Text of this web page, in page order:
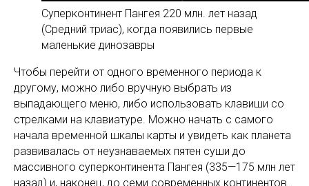
Суперконтинент Пангея 220 млн. лет назад
(Средний триас), когда появились первые
маленькие динозавры
Чтобы перейти от одного временного периода к
другому, можно либо вручную выбрать из
выпадающего меню, либо использовать клавиши со
стрелками на клавиатуре. Можно начать с самого
начала временной шкалы карты и увидеть как планета
развивалась от неузнаваемых пятен суши до
массивного суперконтинента Пангея (335—175 млн лет
назад) и, наконец, до семи современных континентов.